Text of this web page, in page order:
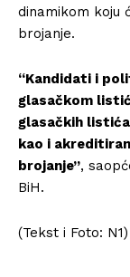
dinamikom koju
brojanje.
“Kandidati i
glasačkom
glasačkih
kao i
brojanje”,
BiH.
(Tekst i Foto: N1)